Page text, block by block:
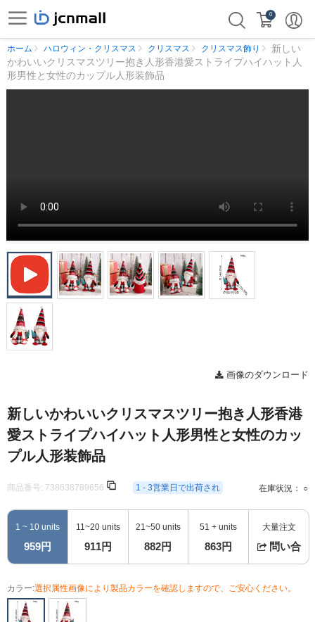
0
ホーム ハロウィン・クリスマス クリスマス クリスマス飾り
新しい
かわいいクリスマスツリー抱き人形香港愛ストライプハイハット人
形男性と女性のカップル人形装飾品
画像のダウンロード
新しいかわいいクリスマスツリー抱き人形香港
愛ストライプハイハット人形男性と女性のカッ
プル人形装飾品
商品番号: 738638789656 1 - 3営業日で出荷され 在庫状況： ○
1 ~ 10 units
959円
11~20 units
911円
21~50 units
882円
51 + units
863円
大量注文
問い合
カラー:選択属性画像により製品カラーを確認しますので、ご安心ください。